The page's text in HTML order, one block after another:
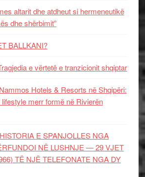
altarit dhe atdheut si hermeneutikë
dhe shërbimit”
BALLKANI?
e vërtetë e tranzicionit shqiptar
Hotels & Resorts në Shqipëri:
merr formë në Rivierën
E SPANJOLLES NGA
NË LUSHNJE — 29 VJET
TË NJË TELEFONATE NGA DY